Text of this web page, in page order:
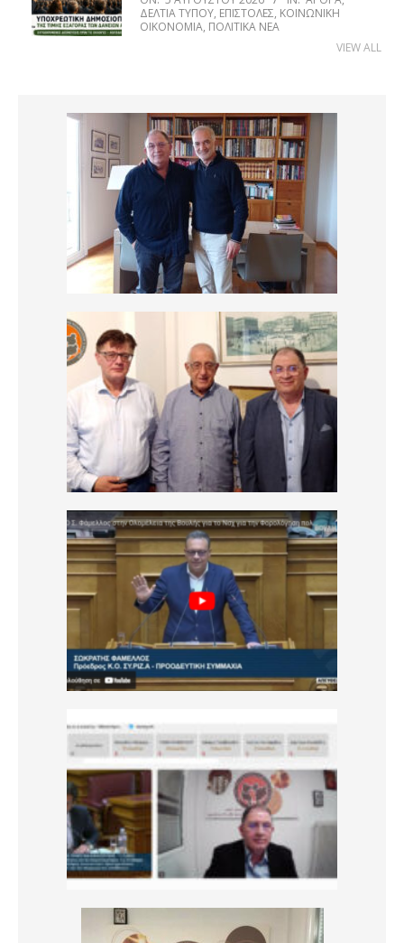
ΔΕΛΤΊΑ ΤΎΠΟΥ, ΕΠΙΣΤΟΛΈΣ, ΚΟΙΝΩΝΙΚΉ
ΟΙΚΟΝΟΜΊΑ, ΠΟΛΙΤΙΚΆ ΝΈΑ
VIEW ALL